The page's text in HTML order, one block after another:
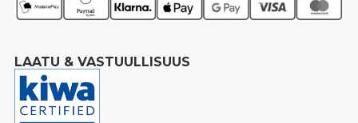
LAATU & VASTUULLISUUS